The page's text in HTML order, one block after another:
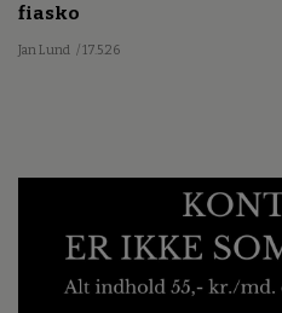
fiasko
Jan Lund / 17.5.26